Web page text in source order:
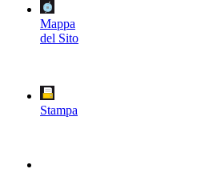
Mappa
del Sito
Stampa